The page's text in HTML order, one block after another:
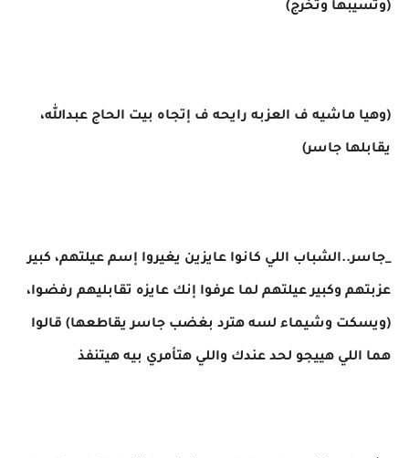
(وتسيبها وتخرج)
(وهيا ماشيه ف العزبه رايحه ف إتجاه بيت الحاج عبدالله،
يقابلها جاسر)
_جاسر..الشباب اللي كانوا عايزين يغيروا إسم عيلتهم، كبير
عزبتهم وكبير عيلتهم لما عرفوا إنك عايزه تقابليهم رفضوا،
(ويسكت وشيماء لسه هترد بغضب جاسر يقاطعها) قالوا
هما اللي هييجو لحد عندك واللي هتأمري بيه هيتنفذ